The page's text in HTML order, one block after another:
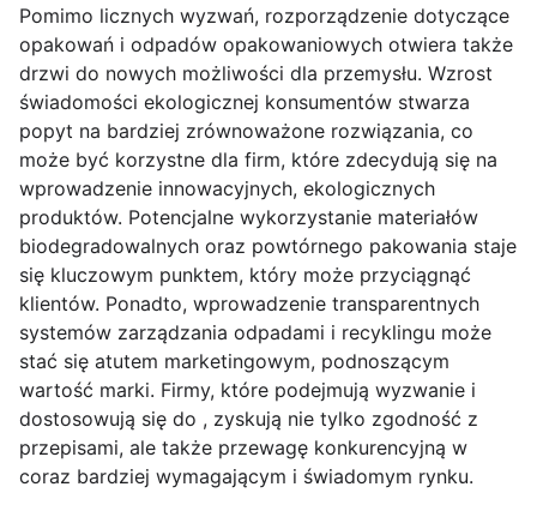
Pomimo licznych wyzwań, rozporządzenie dotyczące
opakowań i odpadów opakowaniowych otwiera także
drzwi do nowych możliwości dla przemysłu. Wzrost
świadomości ekologicznej konsumentów stwarza
popyt na bardziej zrównoważone rozwiązania, co
może być korzystne dla firm, które zdecydują się na
wprowadzenie innowacyjnych, ekologicznych
produktów. Potencjalne wykorzystanie materiałów
biodegradowalnych oraz powtórnego pakowania staje
się kluczowym punktem, który może przyciągnąć
klientów. Ponadto, wprowadzenie transparentnych
systemów zarządzania odpadami i recyklingu może
stać się atutem marketingowym, podnoszącym
wartość marki. Firmy, które podejmują wyzwanie i
dostosowują się do , zyskują nie tylko zgodność z
przepisami, ale także przewagę konkurencyjną w
coraz bardziej wymagającym i świadomym rynku.